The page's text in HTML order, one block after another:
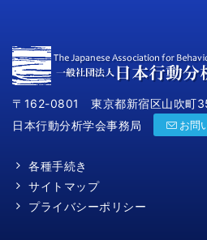
〒162-0801 東京都新宿区山吹町
日本行動分析学会事務局
お問
各種手続き
サイトマップ
プライバシーポリシー